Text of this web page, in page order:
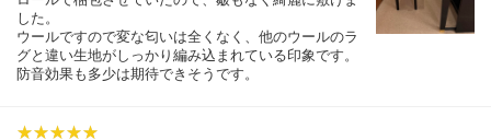
した。
ウールですので変な匂いは全くなく、他のウールのラ
グと違い生地がしっかり編み込まれている印象です。
防音効果も多少は期待できそうです。